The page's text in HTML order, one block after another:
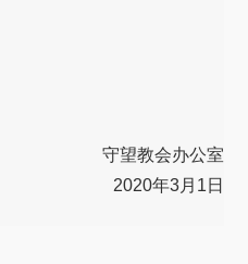
守望教会办公室
2020年3月1日